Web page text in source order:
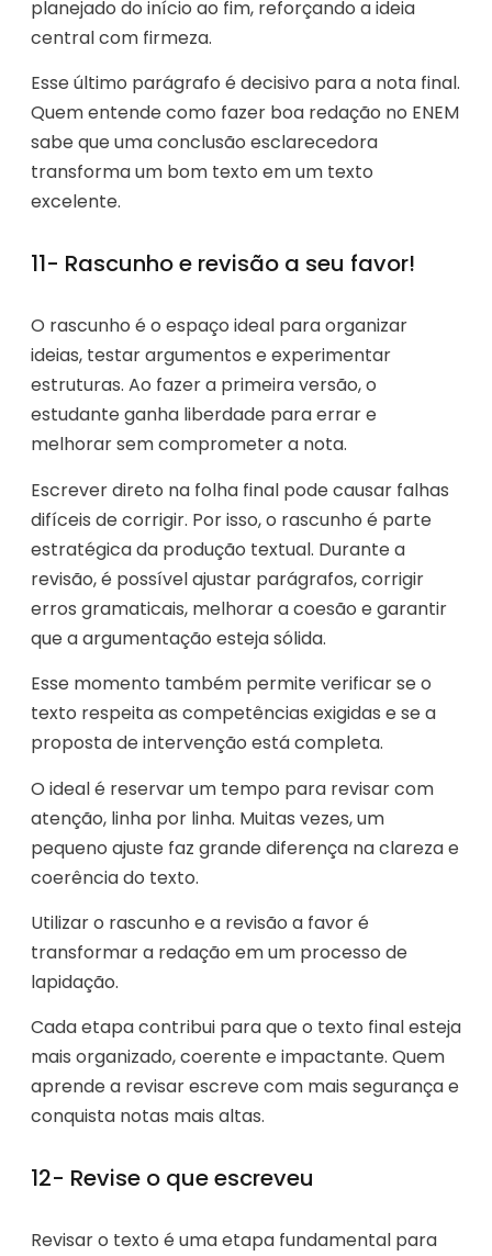
planejado do início ao fim, reforçando a ideia
central com firmeza.
Esse último parágrafo é decisivo para a nota final.
Quem entende como fazer boa redação no ENEM
sabe que uma conclusão esclarecedora
transforma um bom texto em um texto
excelente.
11- Rascunho e revisão a seu favor!
O rascunho é o espaço ideal para organizar
ideias, testar argumentos e experimentar
estruturas. Ao fazer a primeira versão, o
estudante ganha liberdade para errar e
melhorar sem comprometer a nota.
Escrever direto na folha final pode causar falhas
difíceis de corrigir. Por isso, o rascunho é parte
estratégica da produção textual. Durante a
revisão, é possível ajustar parágrafos, corrigir
erros gramaticais, melhorar a coesão e garantir
que a argumentação esteja sólida.
Esse momento também permite verificar se o
texto respeita as competências exigidas e se a
proposta de intervenção está completa.
O ideal é reservar um tempo para revisar com
atenção, linha por linha. Muitas vezes, um
pequeno ajuste faz grande diferença na clareza e
coerência do texto.
Utilizar o rascunho e a revisão a favor é
transformar a redação em um processo de
lapidação.
Cada etapa contribui para que o texto final esteja
mais organizado, coerente e impactante. Quem
aprende a revisar escreve com mais segurança e
conquista notas mais altas.
12- Revise o que escreveu
Revisar o texto é uma etapa fundamental para